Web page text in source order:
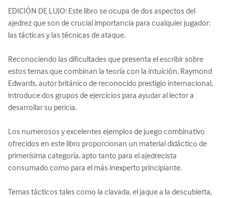
EDICIÓN DE LUJO: Este libro se ocupa de dos aspectos del
ajedrez que son de crucial importancia para cualquier jugador:
las tácticas y las técnicas de ataque.
Reconociendo las dificultades que presenta el escribir sobre
estos temas que combinan la teoría con la intuición, Raymond
Edwards, autor británico de reconocido prestigio internacional,
introduce dos grupos de ejercicios para ayudar al lector a
desarrollar su pericia.
Los numerosos y excelentes ejemplos de juego combinativo
ofrecidos en este libro proporcionan un material didáctico de
primerísima categoría, apto tanto para el ajedrecista
consumado como para el más inexperto principiante.
Temas tácticos tales como la clavada, el jaque a la descubierta,